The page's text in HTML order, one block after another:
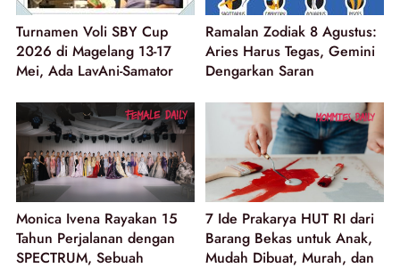
Turnamen Voli SBY Cup
2026 di Magelang 13-17
Mei, Ada LavAni-Samator
Ramalan Zodiak 8 Agustus:
Aries Harus Tegas, Gemini
Dengarkan Saran
Monica Ivena Rayakan 15
Tahun Perjalanan dengan
SPECTRUM, Sebuah
7 Ide Prakarya HUT RI dari
Barang Bekas untuk Anak,
Mudah Dibuat, Murah, dan